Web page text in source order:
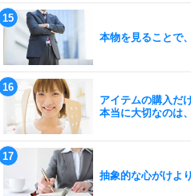
本物を見ることで
アイテムの購入だ
本当に大切なのは
抽象的な心がけよ